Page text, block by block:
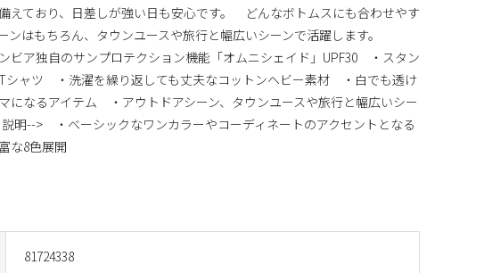
81724338
えており、日差しが強い日も安心です。 どんなボトムスにも合わせやす
ンはもちろん、タウンユースや旅行と幅広いシーンで活躍します。
ビア独自のサンプロテクション機能「オムニシェイド」UPF30 ・スタン
シャツ ・洗濯を繰り返しても丈夫なコットンヘビー素材 ・白でも透け
になるアイテム ・アウトドアシーン、タウンユースや旅行と幅広いシー
明--> ・ベーシックなワンカラーやコーディネートのアクセントとなる
な8色展開